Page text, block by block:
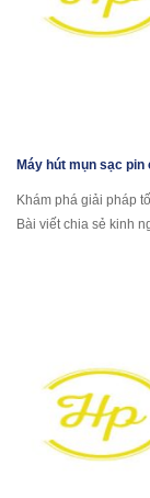
Máy hút mụn sạc
Khám phá giải pháp
Bài viết chia sẻ kinh